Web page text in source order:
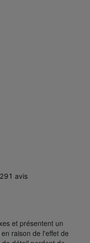
et présentent un
raison de l'effet de